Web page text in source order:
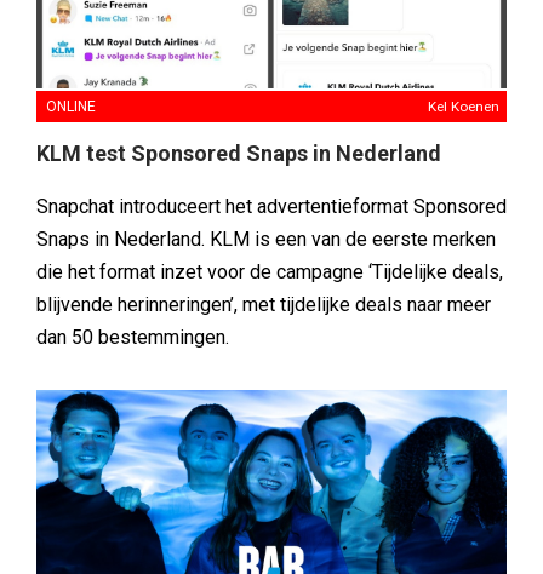
ONLINE Kel Koenen
KLM test Sponsored Snaps in Nederland
Snapchat introduceert het advertentieformat Sponsored
Snaps in Nederland. KLM is een van de eerste merken
die het format inzet voor de campagne ‘Tijdelijke deals,
blijvende herinneringen’, met tijdelijke deals naar meer
dan 50 bestemmingen.